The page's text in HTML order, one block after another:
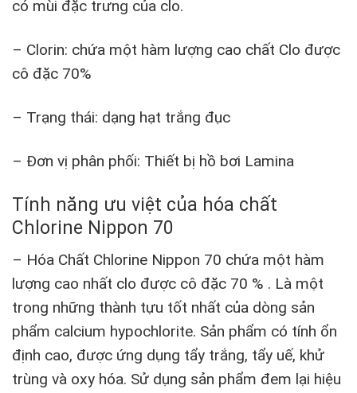
có mùi đặc trưng của clo.
– Clorin: chứa một hàm lượng cao chất Clo được
cô đặc 70%
– Trạng thái: dạng hạt trắng đục
– Đơn vị phân phối: Thiết bị hồ bơi Lamina
Tính năng ưu việt của hóa chất
Chlorine Nippon 70
– Hóa Chất Chlorine Nippon 70 chứa một hàm
lượng cao nhất clo được cô đặc 70 % . Là một
trong những thành tựu tốt nhất của dòng sản
phẩm calcium hypochlorite. Sản phẩm có tính ổn
định cao, được ứng dụng tẩy trắng, tẩy uế, khử
trùng và oxy hóa. Sử dụng sản phẩm đem lại hiệu